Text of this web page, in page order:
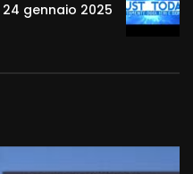
gennaio 2025